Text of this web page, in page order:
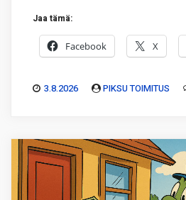
Jaa tämä:
Facebook X
3.8.2026 PIKSU TOIMITUS